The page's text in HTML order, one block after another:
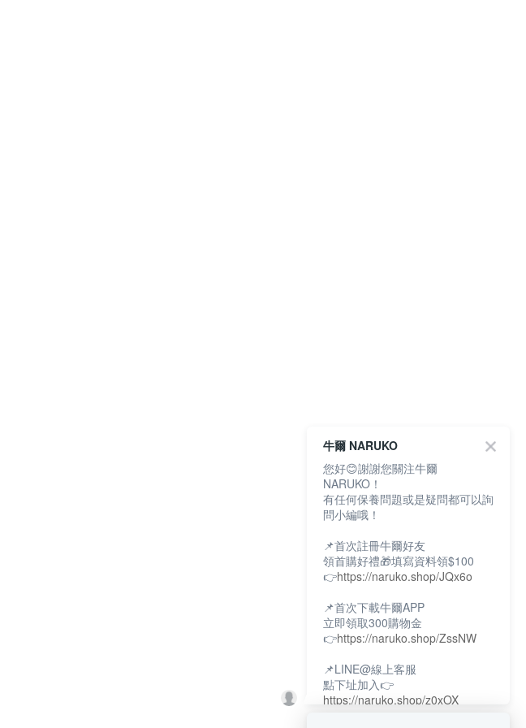
牛爾 NARUKO
您好😊謝謝您關注牛爾
NARUKO！
有任何保養問題或是疑問都可以詢
問小編哦！
📌首次註冊牛爾好友
領首購好禮🎁填寫資料領$100
👉https://naruko.shop/JQx6o
📌首次下載牛爾APP
立即領取300購物金
👉https://naruko.shop/ZssNW
📌LINE@線上客服
點下址加入👉
https://naruko.shop/z0xOX